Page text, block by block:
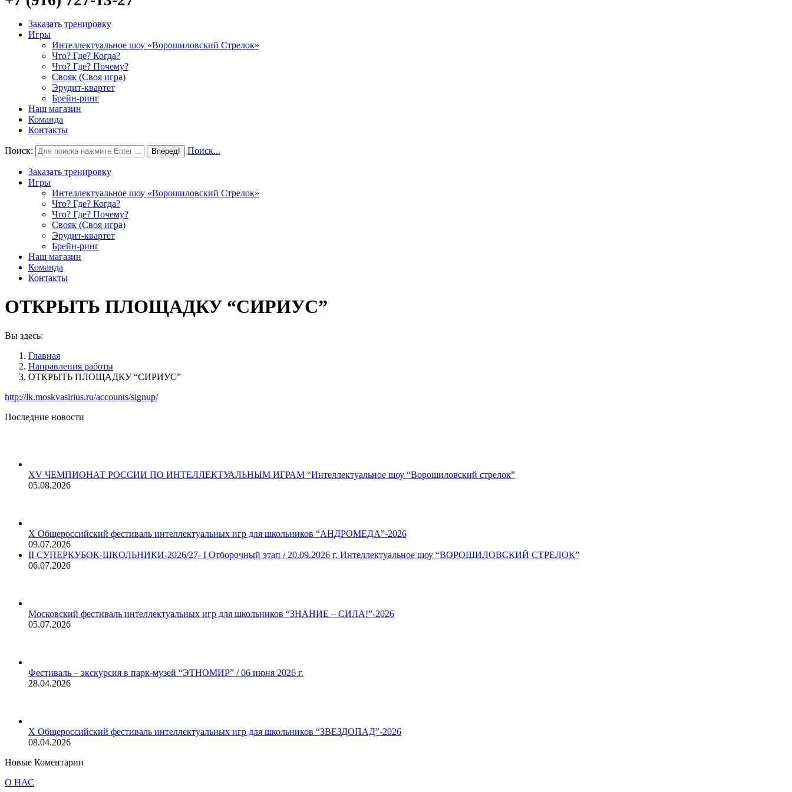
Заказать тренировку
Игры
Интеллектуальное шоу «Ворошиловский Стрелок»
Что? Где? Когда?
Что? Где? Почему?
Свояк (Своя игра)
Эрудит-квартет
Брейн-ринг
Наш магазин
Команда
Контакты
Поиск: Поиск...
Заказать тренировку
Игры
Интеллектуальное шоу «Ворошиловский Стрелок»
Что? Где? Когда?
Что? Где? Почему?
Свояк (Своя игра)
Эрудит-квартет
Брейн-ринг
Наш магазин
Команда
Контакты
ОТКРЫТЬ ПЛОЩАДКУ “СИРИУС”
Вы здесь:
Главная
Направления работы
ОТКРЫТЬ ПЛОЩАДКУ “СИРИУС”
http://lk.moskvasirius.ru/accounts/signup/
Последние новости
XV ЧЕМПИОНАТ РОССИИ ПО ИНТЕЛЛЕКТУАЛЬНЫМ ИГРАМ “Интеллектуальное шоу “Ворошиловский стрелок”
05.08.2026
X Общероссийский фестиваль интеллектуальных игр для школьников “АНДРОМЕДА”-2026
09.07.2026
II СУПЕРКУБОК-ШКОЛЬНИКИ-2026/27- I Отборочный этап / 20.09.2026 г. Интеллектуальное шоу “ВОРОШИЛОВСКИЙ СТРЕЛОК”
06.07.2026
Московский фестиваль интеллектуальных игр для школьников “ЗНАНИЕ – СИЛА!”-2026
05.07.2026
Фестиваль – экскурсия в парк-музей “ЭТНОМИР” / 06 июня 2026 г.
28.04.2026
X Общероссийский фестиваль интеллектуальных игр для школьников “ЗВЕЗДОПАД”-2026
08.04.2026
Новые Коментарии
О НАС